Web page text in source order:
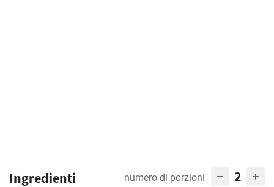
Ingredienti numero di porzioni 2